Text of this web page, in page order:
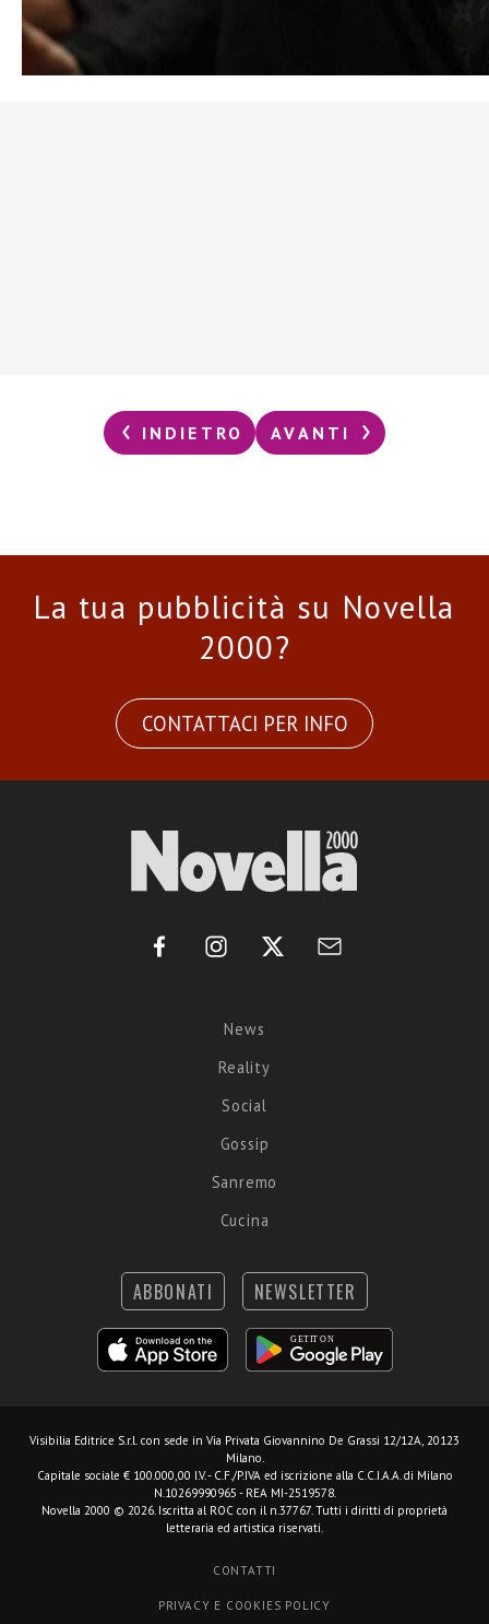
INDIETRO AVANTI
La tua pubblicità su Novella
2000?
CONTATTACI PER INFO
News
Reality
Social
Gossip
Sanremo
Cucina
ABBONATI NEWSLETTER
Visibilia Editrice S.r.l. con sede in Via Privata Giovannino De Grassi 12/12A, 20123
Milano.
Capitale sociale € 100.000,00 I.V. - C.F./P.IVA ed iscrizione alla C.C.I.A.A. di Milano
N.10269990965 - REA MI-2519578.
Novella 2000 © 2026. Iscritta al ROC con il n.37767. Tutti i diritti di proprietà
letteraria ed artistica riservati.
CONTATTI
PRIVACY E COOKIES POLICY